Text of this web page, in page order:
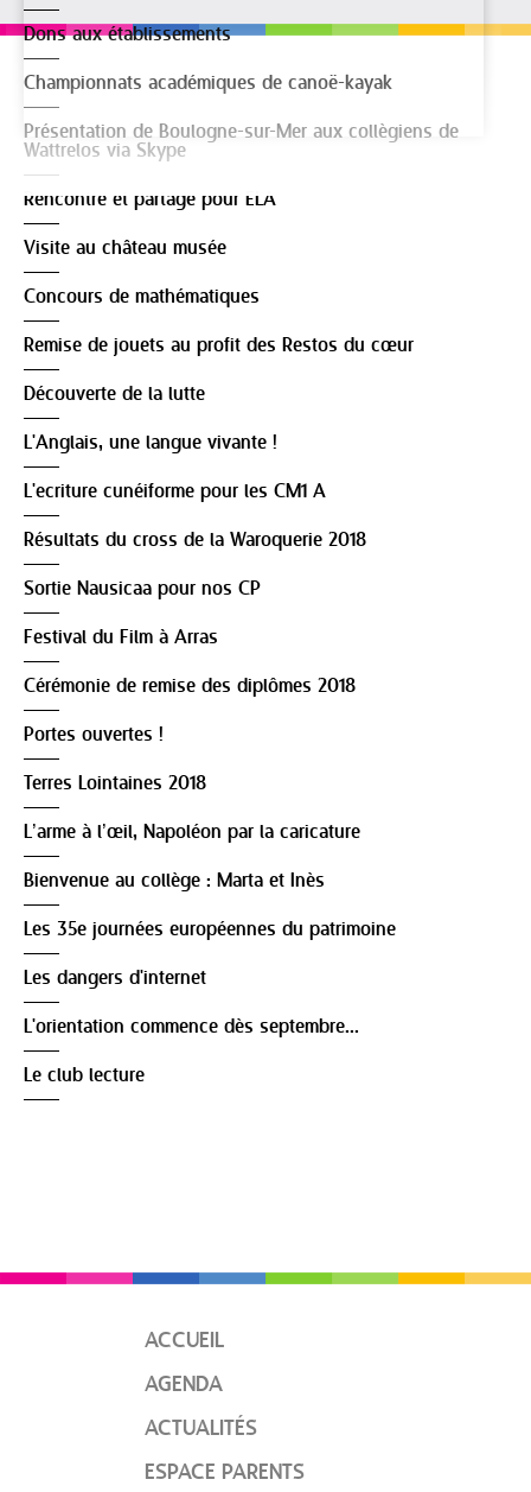
Dons aux établissements
Championnats académiques de canoë-kayak
Présentation de Boulogne-sur-Mer aux collègiens de
Wattrelos via Skype
Rencontre et partage pour ELA
Visite au château musée
Concours de mathématiques
Remise de jouets au profit des Restos du cœur
Découverte de la lutte
L'Anglais, une langue vivante !
L'ecriture cunéiforme pour les CM1 A
Résultats du cross de la Waroquerie 2018
Sortie Nausicaa pour nos CP
Festival du Film à Arras
Cérémonie de remise des diplômes 2018
Portes ouvertes !
Terres Lointaines 2018
L’arme à l’œil, Napoléon par la caricature
Bienvenue au collège : Marta et Inès
Les 35e journées européennes du patrimoine
Les dangers d'internet
L'orientation commence dès septembre...
Le club lecture
ACCUEIL
AGENDA
ACTUALITÉS
ESPACE PARENTS